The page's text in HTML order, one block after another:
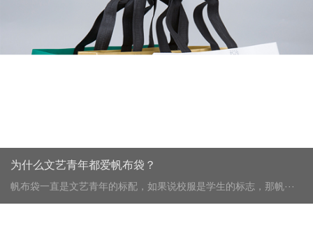
为什么文艺青年都爱帆布袋？
帆布袋一直是文艺青年的标配，如果说校服是学生的标志，那帆···